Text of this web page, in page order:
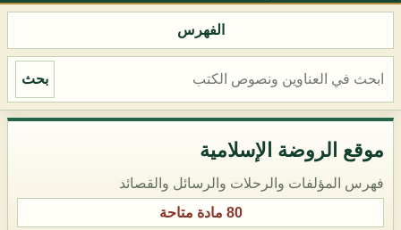
الفهرس
بحث
موقع الروضة الإسلامية
فهرس المؤلفات والرحلات والرسائل والقصائد
80 مادة متاحة